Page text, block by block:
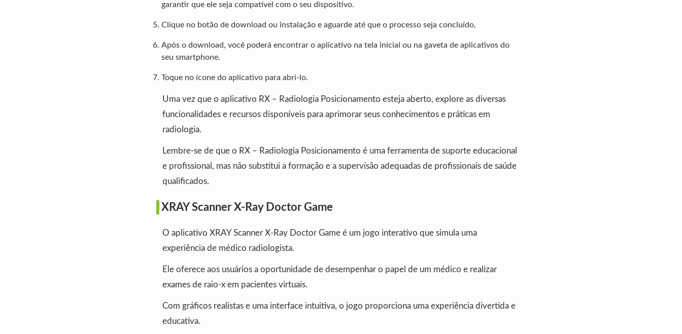
garantir que ele seja compatível com o seu dispositivo.
Clique no botão de download ou instalação e aguarde até que o processo seja concluído.
Após o download, você poderá encontrar o aplicativo na tela inicial ou na gaveta de aplicativos do
seu smartphone.
Toque no ícone do aplicativo para abri-lo.
Uma vez que o aplicativo RX – Radiologia Posicionamento esteja aberto, explore as diversas
funcionalidades e recursos disponíveis para aprimorar seus conhecimentos e práticas em
radiologia.
Lembre-se de que o RX – Radiologia Posicionamento é uma ferramenta de suporte educacional
e profissional, mas não substitui a formação e a supervisão adequadas de profissionais de saúde
qualificados.
XRAY Scanner X-Ray Doctor Game
O aplicativo XRAY Scanner X-Ray Doctor Game é um jogo interativo que simula uma
experiência de médico radiologista.
Ele oferece aos usuários a oportunidade de desempenhar o papel de um médico e realizar
exames de raio-x em pacientes virtuais.
Com gráficos realistas e uma interface intuitiva, o jogo proporciona uma experiência divertida e
educativa.